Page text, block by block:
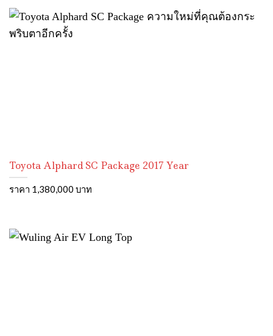
Toyota Alphard SC Package 2017 Year
ราคา 1,380,000 บาท